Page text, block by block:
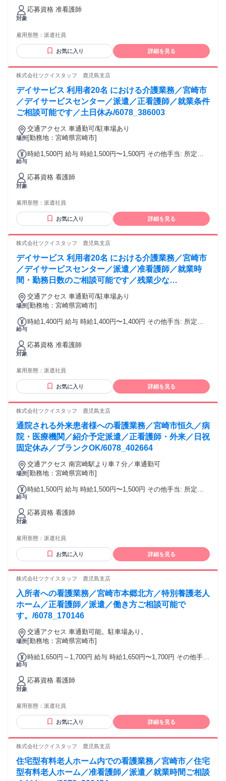
始手当 給与詳細: 経験を考慮のうえ決定 昇給（前年度実績）:
あり：実績による 締日・支払日（支払い方法）: 月末締め・
対象
応募資格 准看護師
雇用形態： 派遣社員
お気に入り 詳細を見る
株式会社ツクイスタッフ 鹿児島支店
デイサービス 利用者20名 における介護業務／宮崎市
／デイサービスセンター／派遣／正看護師／就業条件
ご相談可能です／土日休み/6078_386003
場所
交通アクセス 車通勤可/駐車場あり
[勤務地：宮崎県宮崎市]
給与
時給1,500円 給与 時給1,500円〜1,500円 その他手当: 所定外
決定 昇給（前年度実績）: あり：実績による 締日・支払日
（支払い方法）: 月末締め・翌月15日支払い 銀行振込
対象
応募資格 看護師
雇用形態： 派遣社員
お気に入り 詳細を見る
株式会社ツクイスタッフ 鹿児島支店
デイサービス 利用者20名 における介護業務／宮崎市
／デイサービスセンター／派遣／准看護師／就業時
間・勤務日数のご相談可能です／残業少な
め/6078_386008
場所
交通アクセス 車通勤可/駐車場あり
[勤務地：宮崎県宮崎市]
給与
時給1,400円 給与 時給1,400円〜1,400円 その他手当: 所定外
決定 昇給（前年度実績）: あり：実績による 締日・支払日
（支払い方法）: 月末締め・翌月15日支払い 銀行振込
対象
応募資格 准看護師
雇用形態： 派遣社員
お気に入り 詳細を見る
株式会社ツクイスタッフ 鹿児島支店
通院される外来患者様への看護業務／宮崎市恒久／病
院・医療機関／紹介予定派遣／正看護師・外来／日祝
固定休み／ブランクOK/6078_402664
場所
交通アクセス 南宮崎駅より車７分／車通勤可
[勤務地：宮崎県宮崎市]
給与
時給1,500円 給与 時給1,500円〜1,500円 その他手当: 所定外
始手当 給与詳細: 経験を考慮のうえ決定 昇給（前年度実績）:
あり：実績による 締日・支払日（支払い方法）: 月末締め・
対象
応募資格 看護師
雇用形態： 派遣社員
お気に入り 詳細を見る
株式会社ツクイスタッフ 鹿児島支店
入所者への看護業務／宮崎市本郷北方／特別養護老人
ホーム／正看護師／派遣／働き方ご相談可能で
す。/6078_170146
場所
交通アクセス 車通勤可能。駐車場あり。
[勤務地：宮崎県宮崎市]
給与
時給1,650円～1,700円 給与 時給1,650円〜1,700円 その他手
験を考慮の上決定 昇給（前年度実績）: あり：実績による 締
日・支払日（支払い方法）: 月末締め・翌月15日支払い 銀行
対象
応募資格 看護師
雇用形態： 派遣社員
お気に入り 詳細を見る
株式会社ツクイスタッフ 鹿児島支店
住宅型有料老人ホーム内での看護業務／宮崎市／住宅
型有料老人ホーム／准看護師／派遣／就業時間ご相談